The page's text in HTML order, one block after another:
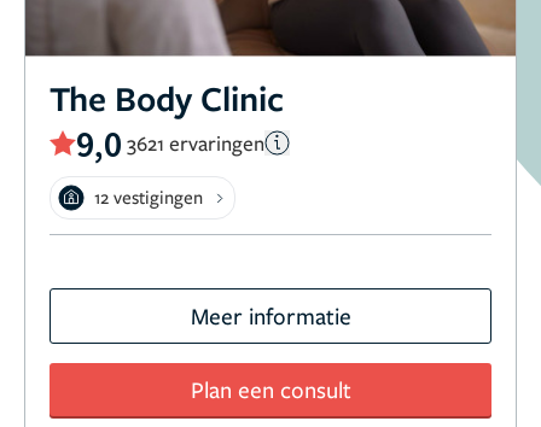
The Body Clinic
9,0 3621 ervaringen
12 vestigingen
Meer informatie
Plan een consult